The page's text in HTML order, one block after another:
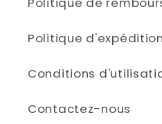
Politique d'expédition
Conditions
Contactez-nous